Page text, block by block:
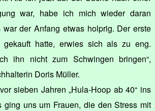
war, habe ich mich wieder daran
der Anfang etwas holprig. Der erste
hatte, erwies sich als zu eng.
ihn nicht zum Schwingen bringen“,
Doris Müller.
sieben Jahren „Hula-Hoop ab 40“ ins
ging uns um Frauen, die den Stress mit